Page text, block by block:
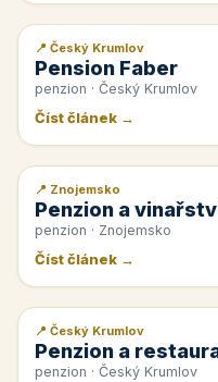
📰 PR článek
📍 Český Krumlov
Pension Faber
penzion · Český Krumlov
Číst článek →
📰 PR článek
📍 Znojemsko
Penzion a
penzion · Znojemsko
Číst článek →
📰 PR článek
📍 Český Krumlov
Penzion a
penzion · Český Krumlov